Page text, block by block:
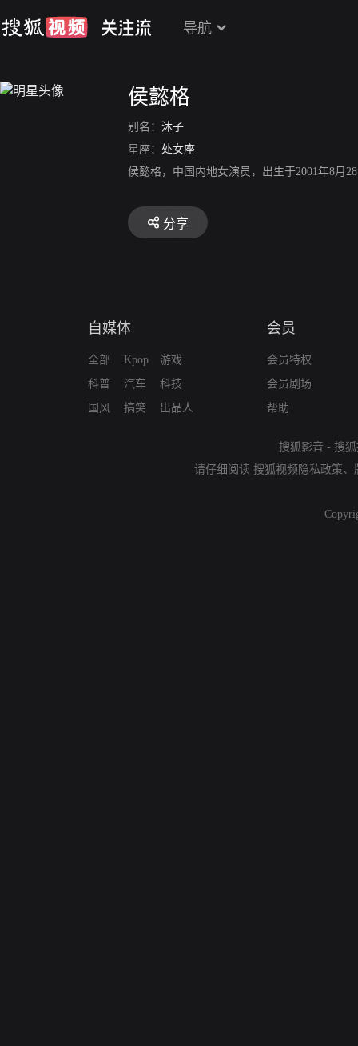
导航
侯懿格
别名： 沐子
星座： 处女座
侯懿格，中国内地女演员，出生于2001年8月
分享
自媒体
全部
科普
国风
Kpop
汽车
搞笑
游戏
科技
出品人
会员
会员特权
会员剧场
帮助
搜狐影音 - 搜
请仔细阅读 搜狐视频隐私政策、